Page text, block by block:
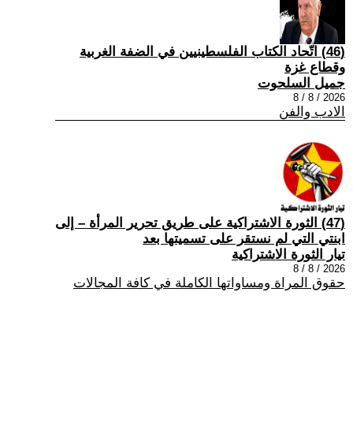
(46) اتّحاد الكتاب الفلسطينيين في الضفة الغربية
وقطاع غزة
جميل السلحوت
2026 / 8 / 8
الادب والفن
(47) الثورة الاشتراكية على طريق تحرير المرأة – إلى
ابنتي التي لم نستقر على تسميتها بعد
تيار الثورة الاشتراكية
2026 / 8 / 8
حقوق المراة ومساواتها الكاملة في كافة المجالات